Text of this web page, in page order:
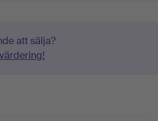
att sälja?